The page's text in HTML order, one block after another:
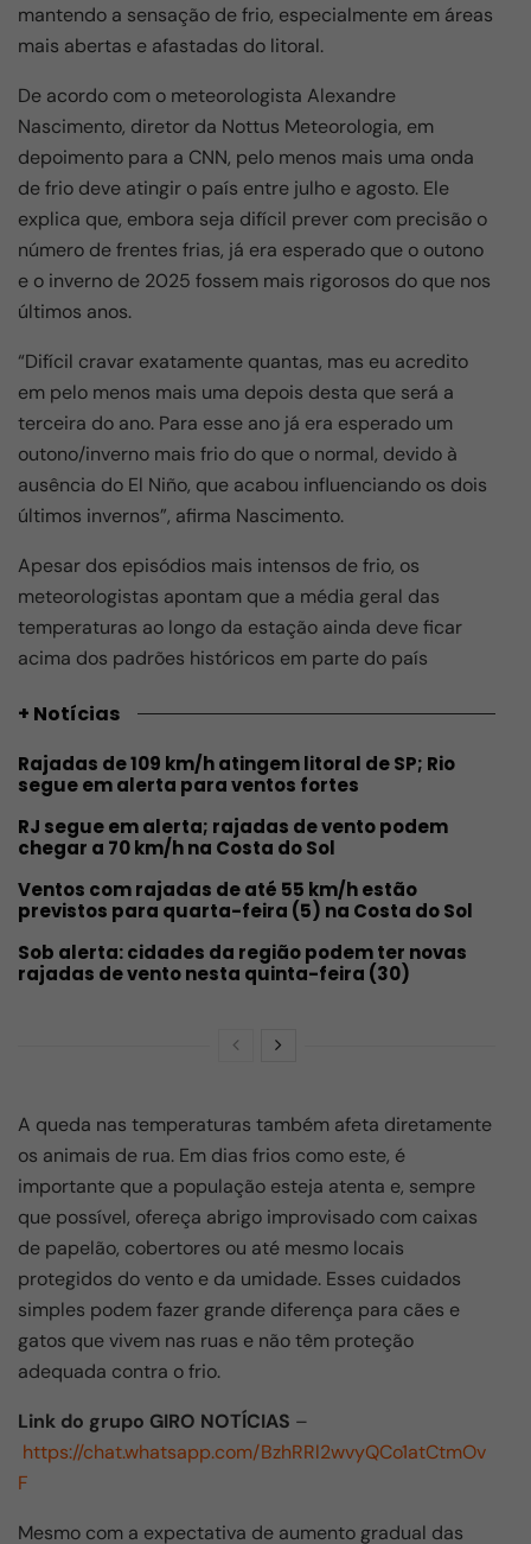
mantendo a sensação de frio, especialmente em áreas
mais abertas e afastadas do litoral.
De acordo com o meteorologista Alexandre
Nascimento, diretor da Nottus Meteorologia, em
depoimento para a CNN, pelo menos mais uma onda
de frio deve atingir o país entre julho e agosto. Ele
explica que, embora seja difícil prever com precisão o
número de frentes frias, já era esperado que o outono
e o inverno de 2025 fossem mais rigorosos do que nos
últimos anos.
“Difícil cravar exatamente quantas, mas eu acredito
em pelo menos mais uma depois desta que será a
terceira do ano. Para esse ano já era esperado um
outono/inverno mais frio do que o normal, devido à
ausência do El Niño, que acabou influenciando os dois
últimos invernos”, afirma Nascimento.
Apesar dos episódios mais intensos de frio, os
meteorologistas apontam que a média geral das
temperaturas ao longo da estação ainda deve ficar
acima dos padrões históricos em parte do país
+ Notícias
Rajadas de 109 km/h atingem litoral de SP; Rio
segue em alerta para ventos fortes
RJ segue em alerta; rajadas de vento podem
chegar a 70 km/h na Costa do Sol
Ventos com rajadas de até 55 km/h estão
previstos para quarta-feira (5) na Costa do Sol
Sob alerta: cidades da região podem ter novas
rajadas de vento nesta quinta-feira (30)
A queda nas temperaturas também afeta diretamente
os animais de rua. Em dias frios como este, é
importante que a população esteja atenta e, sempre
que possível, ofereça abrigo improvisado com caixas
de papelão, cobertores ou até mesmo locais
protegidos do vento e da umidade. Esses cuidados
simples podem fazer grande diferença para cães e
gatos que vivem nas ruas e não têm proteção
adequada contra o frio.
Link do grupo GIRO NOTÍCIAS –
https://chat.whatsapp.com/BzhRRl2wvyQCo1atCtmOv
F
Mesmo com a expectativa de aumento gradual das